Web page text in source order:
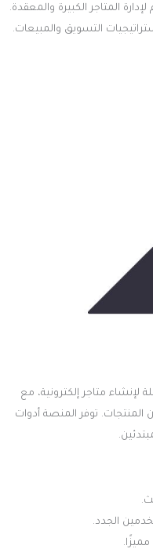
المتاجر الكبيرة والمعقدة.
التسويق والمبيعات.
لإنشاء متاجر إلكترونية، مع
المنتجات. توفر المنصة أدوات
الجدد.